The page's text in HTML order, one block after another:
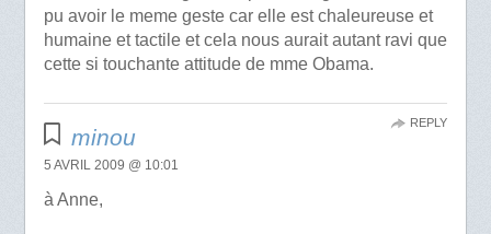
pu avoir le meme geste car elle est chaleureuse et
humaine et tactile et cela nous aurait autant ravi que
cette si touchante attitude de mme Obama.
minou
5 AVRIL 2009 @ 10:01
à Anne,
REPLY